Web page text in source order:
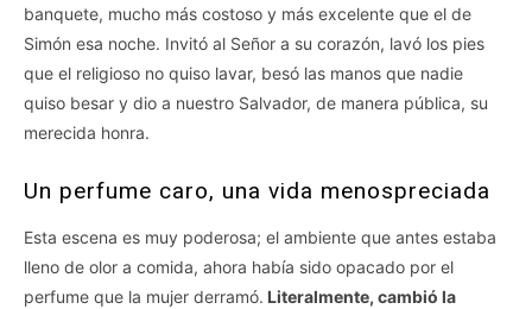
banquete, mucho más costoso y más excelente que el de
Simón esa noche. Invitó al Señor a su corazón, lavó los pies
que el religioso no quiso lavar, besó las manos que nadie
quiso besar y dio a nuestro Salvador, de manera pública, su
merecida honra.
Un perfume caro, una vida menospreciada
Esta escena es muy poderosa; el ambiente que antes estaba
lleno de olor a comida, ahora había sido opacado por el
perfume que la mujer derramó. Literalmente, cambió la